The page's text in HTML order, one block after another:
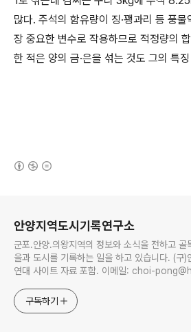
많다. 주석의 함유량이 징·꽹과리 등 풍물
장 중요한 변수로 작용하므로 적정량의
한 적은 양의 금·은을 섞는 것도 그의 특
안양지역도시기록연구소
군포.안양.의왕지역의 정보와 소식을 전하고 골
을과 도시를 기록하는 일을 하고 있습니다. (구)안양지역시민
연대 사이트 자료 포함. 이메일: choi-
구독하기